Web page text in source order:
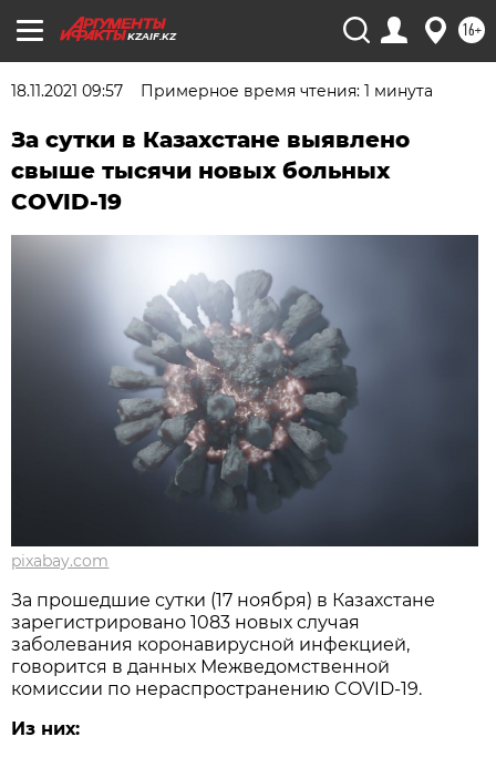
KZAIF.KZ 16+
18.11.2021 09:57 Примерное время чтения: 1 минута
За сутки в Казахстане выявлено
свыше тысячи новых больных
COVID-19
pixabay.com
За прошедшие сутки (17 ноября) в Казахстане
зарегистрировано 1083 новых случая
заболевания коронавирусной инфекцией,
говорится в данных Межведомственной
комиссии по нераспространению COVID-19.
Из них: